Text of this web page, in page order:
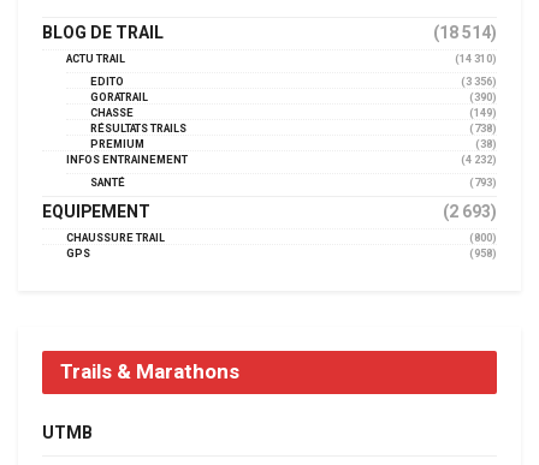
BLOG DE TRAIL (18 514)
ACTU TRAIL
(14 310)
EDITO
(3 356)
GORATRAIL
(390)
CHASSE
(149)
RÉSULTATS TRAILS
(738)
PREMIUM
(38)
INFOS ENTRAINEMENT
(4 232)
SANTÉ
(793)
EQUIPEMENT (2 693)
CHAUSSURE TRAIL
(800)
GPS
(958)
Trails & Marathons
UTMB